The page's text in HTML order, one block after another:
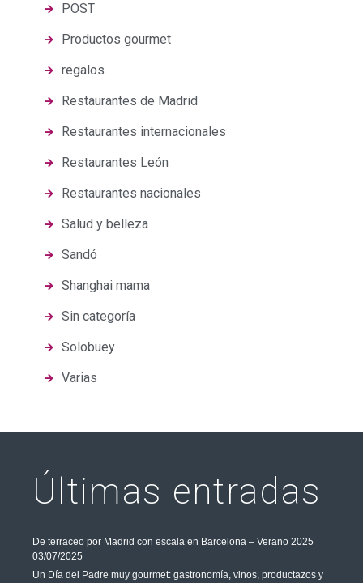
POST
Productos gourmet
regalos
Restaurantes de Madrid
Restaurantes internacionales
Restaurantes León
Restaurantes nacionales
Salud y belleza
Sandó
Shanghai mama
Sin categoría
Solobuey
Varias
Últimas entradas
De terraceo por Madrid con escala en Barcelona – Verano 2025
03/07/2025
Un Día del Padre muy gourmet: gastronomía, vinos, productazos y